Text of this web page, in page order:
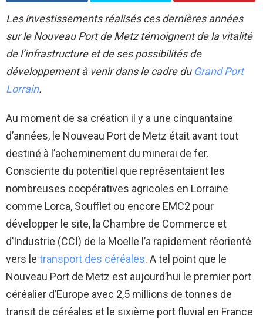
Les investissements réalisés ces dernières années
sur le Nouveau Port de Metz témoignent de la vitalité
de l’infrastructure et de ses possibilités de
développement à venir dans le cadre du Grand Port
Lorrain.
Au moment de sa création il y a une cinquantaine
d’années, le Nouveau Port de Metz était avant tout
destiné à l’acheminement du minerai de fer.
Consciente du potentiel que représentaient les
nombreuses coopératives agricoles en Lorraine
comme Lorca, Soufflet ou encore EMC2 pour
développer le site, la Chambre de Commerce et
d’Industrie (CCI) de la Moelle l’a rapidement réorienté
vers le transport des céréales. A tel point que le
Nouveau Port de Metz est aujourd’hui le premier port
céréalier d’Europe avec 2,5 millions de tonnes de
transit de céréales et le sixième port fluvial en France